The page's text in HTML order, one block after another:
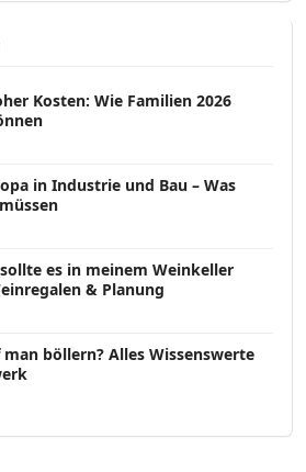
Kosten: Wie Familien 2026
in Industrie und Bau – Was
es in meinem Weinkeller
& Planung
böllern? Alles Wissenswerte